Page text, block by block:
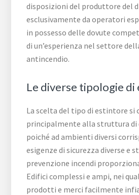
disposizioni del produttore del
esclusivamente da operatori
in possesso delle dovute
di un’esperienza nel settore
antincendio.
Le diverse tipologie
La scelta del tipo di estintore si
principalmente alla struttura di
poiché ad ambienti diversi
esigenze di sicurezza diverse e
prevenzione incendi
Edifici complessi e ampi, nei
prodotti e merci facilmente